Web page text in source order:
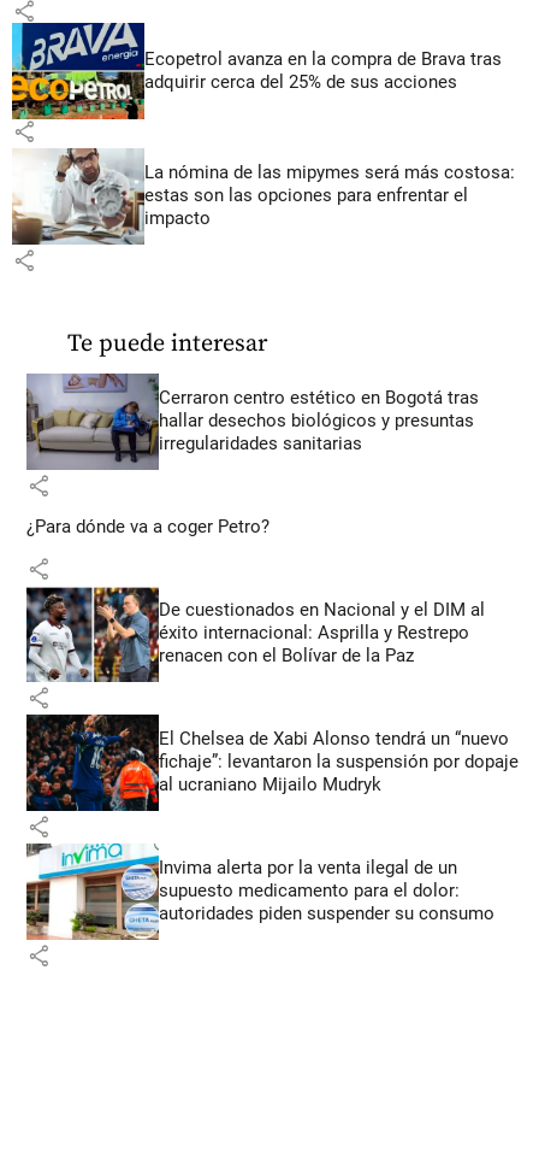
share
Ecopetrol avanza en la compra de Brava tras
adquirir cerca del 25% de sus acciones
share
La nómina de las mipymes será más costosa:
estas son las opciones para enfrentar el
impacto
share
Te puede interesar
Cerraron centro estético en Bogotá tras
hallar desechos biológicos y presuntas
irregularidades sanitarias
share
¿Para dónde va a coger Petro?
share
De cuestionados en Nacional y el DIM al
éxito internacional: Asprilla y Restrepo
renacen con el Bolívar de la Paz
share
El Chelsea de Xabi Alonso tendrá un “nuevo
fichaje”: levantaron la suspensión por dopaje
al ucraniano Mijailo Mudryk
share
Invima alerta por la venta ilegal de un
supuesto medicamento para el dolor:
autoridades piden suspender su consumo
share